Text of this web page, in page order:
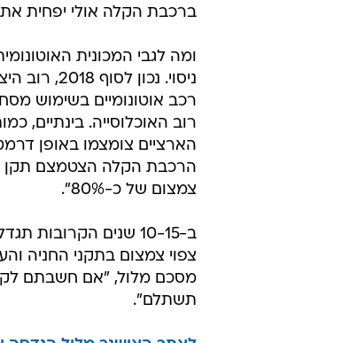
ברכבת הקלה אולי יפחית את
ומה לגבי המכונית
רכב אוטונומיים בשימוש
רוב האוכלוסייה. בינתיים,
הארציים צומצמו באופן
צמצום של כ-80%".
ב-10-15 שנים
צפוי צמצום בתקני החניה
מסכם מלול, "אם חשבתם
תשתלם".